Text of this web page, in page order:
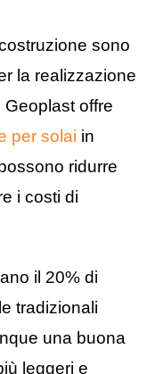
sono
la realizzazione
offre
per solai in
ridurre
i costi di
il 20% di
tradizionali
una buona
leggeri e